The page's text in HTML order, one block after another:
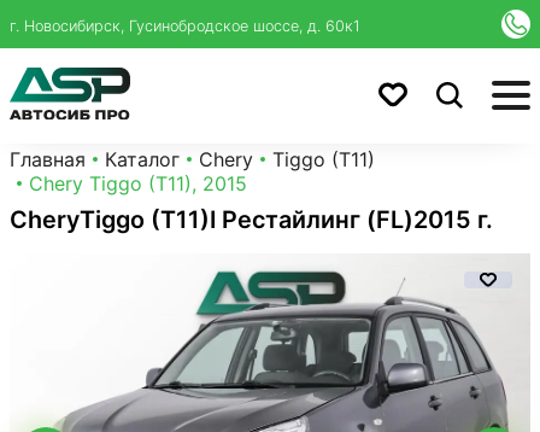
г. Новосибирск, Гусинобродское шоссе, д. 60к1
Главная Каталог Chery
Tiggo (T11)
Chery Tiggo (T11), 2015
CheryTiggo (T11)I Рестайлинг (FL)2015 г.